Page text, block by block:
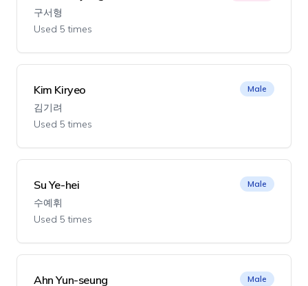
구서형
Used 5 times
Kim Kiryeo
김기려
Used 5 times
Male
Su Ye-hei
수예휘
Used 5 times
Male
Ahn Yun-seung Male